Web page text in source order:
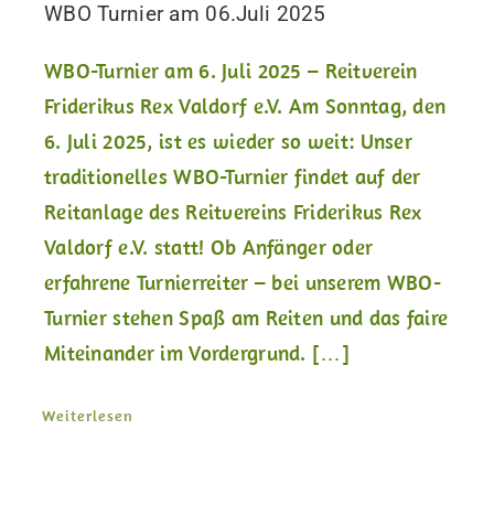
WBO Turnier am 06.Juli 2025
WBO-Turnier am 6. Juli 2025 – Reitverein
Friderikus Rex Valdorf e.V. Am Sonntag, den
6. Juli 2025, ist es wieder so weit: Unser
traditionelles WBO-Turnier findet auf der
Reitanlage des Reitvereins Friderikus Rex
Valdorf e.V. statt! Ob Anfänger oder
erfahrene Turnierreiter – bei unserem WBO-
Turnier stehen Spaß am Reiten und das faire
Miteinander im Vordergrund. […]
Weiterlesen